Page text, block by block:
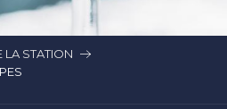
LA STATION